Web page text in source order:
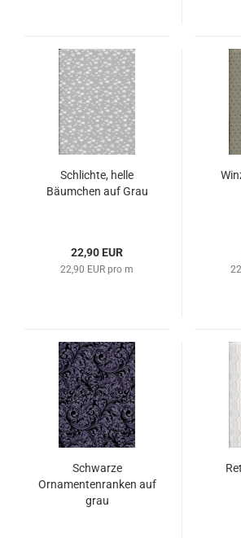
Schlichte, helle
Bäumchen auf Grau
22,90 EUR
22,90 EUR pro m
Schwarze
Ornamentenranken auf
grau